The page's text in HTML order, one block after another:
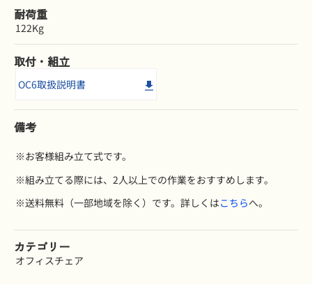
耐荷重
122Kg
取付・組立
OC6取扱説明書
備考
※お客様組み立て式です。
※組み立てる際には、2人以上での作業をおすすめします。
※送料無料（一部地域を除く）です。詳しくはこちらへ。
カテゴリー
オフィスチェア